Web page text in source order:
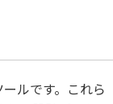
ルです。これら